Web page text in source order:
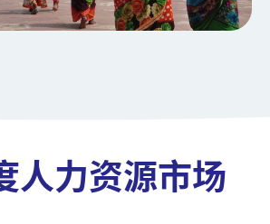
人力资源市场